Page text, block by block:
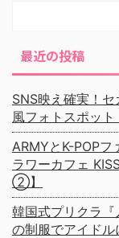
最近の投稿
SNS映え確実！
風フォトスポッ
ARMYとK-POPフ
ラワーカフェ
②】
韓国式プリクラ
の制服でアイド